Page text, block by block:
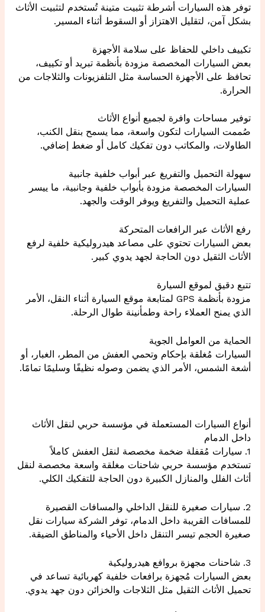
توفر هذه السيارات أشرطة تثبيت متينة تُستخدم لتثبيت الأثاث
بشكل آمن، لتقليل الاهتزاز أو السقوط أثناء المسير.
تكييف داخلي للحفاظ على سلامة الأجهزة
بعض السيارات المخصصة مزودة بأنظمة تبريد أو تكييف،
تحافظ على الأجهزة الحساسة مثل التلفزيونات والثلاجات من
الحرارة.
توفير مساحات وافرة لجميع أنواع الأثاث
صُممت السيارات لتكون واسعة، مما يسمح بنقل الكنب،
الطاولات، والمكاتب دون تفكيك كامل أو ضغط إضافي.
سهولة التحميل والتفريغ عبر أبواب خلفية جانبية
السيارات المخصصة مزودة بأبواب خلفية وجانبية، ما ييسر
عملية التحميل والتفريغ ويوفر الوقت والجهد.
رفع الأثاث عبر الرافعات المتحركة
بعض السيارات تحتوي على مصاعد هيدروليكية خلفية لرفع
الأثاث الثقيل دون الحاجة لجهد يدوي كبير.
تتبع دقيق لموقع السيارة
مزودة بأنظمة GPS لمتابعة موقع السيارة أثناء النقل، الأمر
الذي يمنح العملاء راحة وطمأنينة طوال الرحلة.
الحماية من العوامل الجوية
السيارات مُغلقة بإحكام وتحمي العفش من المطر، الغبار، أو
أشعة الشمس، الأمر الذي يضمن وصوله نظيفًا وسليمًا تمامًا.
أنواع السيارات المستعملة في مؤسسة حربي لنقل الأثاث
داخل الدمام
1. سيارات مُقفلة ضخمة مخصصة لنقل العفش كاملاً
تستخدم مؤسسة حربي شاحنات مغلقة واسعة مخصصة لنقل
أثاث الفلل والمنازل الكبيرة دون الحاجة للتفكيك الكلي.
2. سيارات صغيرة للنقل الداخلي والمسافات القصيرة
للمسافات القريبة داخل الدمام، توفر الشركة سيارات نقل
صغيرة الحجم تيسر التنقل داخل الأحياء والمناطق الضيقة.
3. شاحنات مجهزة بروافع هيدروليكية
بعض السيارات مُجهزة برافعات خلفية كهربائية تساعد في
تحميل الأثاث الثقيل مثل الثلاجات والخزائن دون جهد يدوي.